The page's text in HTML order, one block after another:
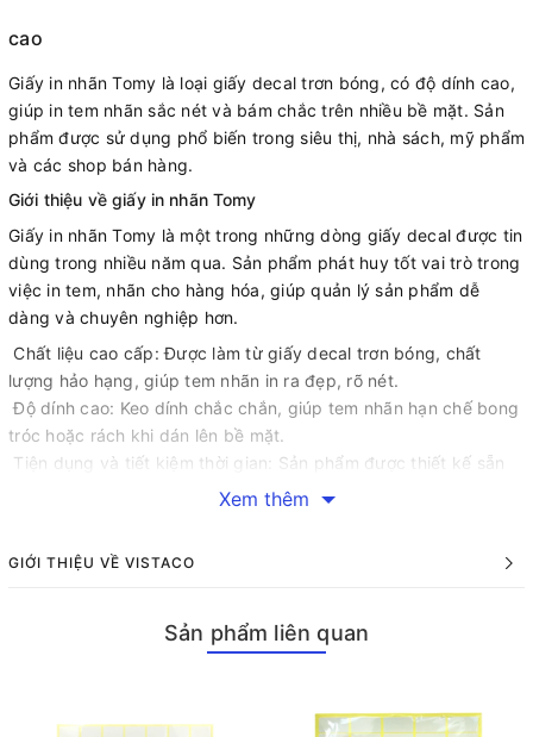
cao
Giấy in nhãn Tomy là loại giấy decal trơn bóng, có độ dính cao,
giúp in tem nhãn sắc nét và bám chắc trên nhiều bề mặt. Sản
phẩm được sử dụng phổ biến trong siêu thị, nhà sách, mỹ phẩm
và các shop bán hàng.
Giới thiệu về giấy in nhãn Tomy
Giấy in nhãn Tomy là một trong những dòng giấy decal được tin
dùng trong nhiều năm qua. Sản phẩm phát huy tốt vai trò trong
việc in tem, nhãn cho hàng hóa, giúp quản lý sản phẩm dễ
dàng và chuyên nghiệp hơn.
Chất liệu cao cấp: Được làm từ giấy decal trơn bóng, chất
lượng hảo hạng, giúp tem nhãn in ra đẹp, rõ nét.
Độ dính cao: Keo dính chắc chắn, giúp tem nhãn hạn chế bong
tróc hoặc rách khi dán lên bề mặt.
Tiện dụng và tiết kiệm thời gian: Sản phẩm được thiết kế sẵn
theo khổ chuẩn, giúp người dùng bỏ qua khâu cắt dán phức
siêu thị, nhà sách, cửa hàng mỹ phẩm, shop thời trang, văn
Cách sử dụng giấy in nhãn Tomy
thiết.
Xem thêm
GIỚI THIỆU VỀ VISTACO
Sản phẩm liên quan